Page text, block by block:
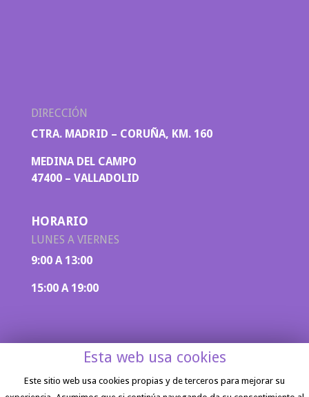
DIRECCIÓN
CTRA. MADRID – CORUÑA, KM. 160
MEDINA DEL CAMPO
47400 – VALLADOLID
HORARIO
LUNES A VIERNES
9:00 A 13:00
15:00 A 19:00
Esta web usa cookies
Este sitio web usa cookies propias y de terceros para mejorar su